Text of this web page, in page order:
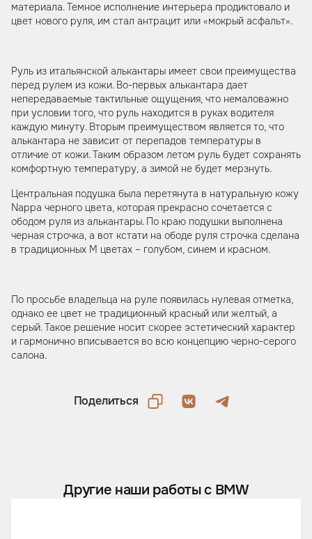
материала. Темное исполнение интерьера продиктовало и
цвет нового руля, им стал антрацит или «мокрый асфальт».
Руль из итальянской алькантары имеет свои преимущества
перед рулем из кожи. Во-первых алькантара дает
непередаваемые тактильные ощущения, что немаловажно
при условии того, что руль находится в руках водителя
каждую минуту. Вторым преимуществом является то, что
алькантара не зависит от перепадов температуры в
отличие от кожи. Таким образом летом руль будет сохранять
комфортную температуру, а зимой не будет мерзнуть.
Центральная подушка была перетянута в натуральную кожу
Nappa черного цвета, которая прекрасно сочетается с
ободом руля из алькантары. По краю подушки выполнена
черная строчка, а вот кстати на ободе руля строчка сделана
в традиционных М цветах – голубом, синем и красном.
По просьбе владельца на руле появилась нулевая отметка,
однако ее цвет не традиционный красный или желтый, а
серый. Такое решение носит скорее эстетический характер
и гармонично вписывается во всю концепцию черно-серого
салона.
Поделиться
Другие наши работы с BMW